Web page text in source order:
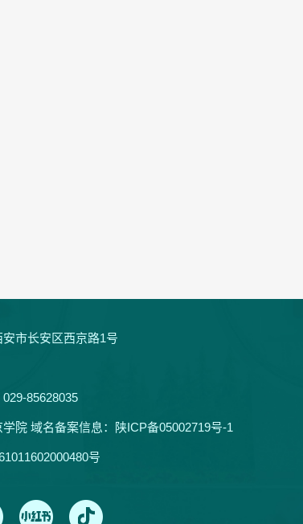
市长安区西京路1号
85628035
院 域名备案信息： 陕ICP备05002719号-1
号